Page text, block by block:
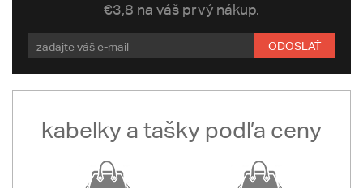
€3,8 na váš prvý nákup.
ODOSLAŤ
kabelky a tašky podľa ceny